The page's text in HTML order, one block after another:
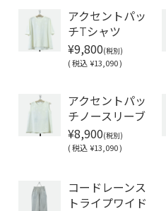
アクセントパッ
チTシャツ
¥9,800(税別)
(税込¥13,090 )
アクセントパッ
チノースリーブ
¥8,900(税別)
(税込¥13,090 )
コードレーンス
トライプワイド